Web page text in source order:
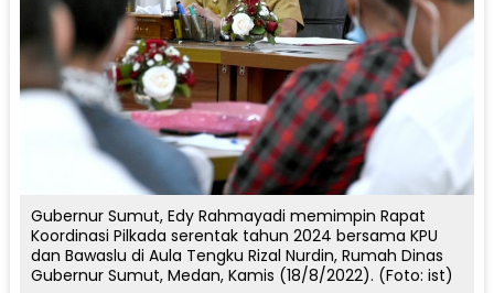
Gubernur Sumut, Edy Rahmayadi memimpin Rapat
Koordinasi Pilkada serentak tahun 2024 bersama KPU
dan Bawaslu di Aula Tengku Rizal Nurdin, Rumah Dinas
Gubernur Sumut, Medan, Kamis (18/8/2022). (Foto: ist)